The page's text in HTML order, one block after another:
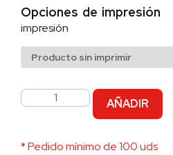
Opciones de impresión
impresión
AÑADIR
* Pedido mínimo de 100 uds